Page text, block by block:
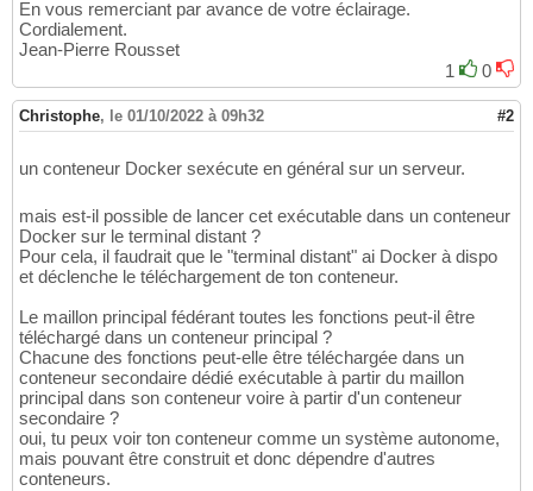
En vous remerciant par avance de votre éclairage.
Cordialement.
Jean-Pierre Rousset
1
0
Christophe, le 01/10/2022 à 09h32 #2
un conteneur Docker sexécute en général sur un serveur.
mais est-il possible de lancer cet exécutable dans un conteneur
Docker sur le terminal distant ?
Pour cela, il faudrait que le "terminal distant" ai Docker à dispo
et déclenche le téléchargement de ton conteneur.
Le maillon principal fédérant toutes les fonctions peut-il être
téléchargé dans un conteneur principal ?
Chacune des fonctions peut-elle être téléchargée dans un
conteneur secondaire dédié exécutable à partir du maillon
principal dans son conteneur voire à partir d'un conteneur
secondaire ?
oui, tu peux voir ton conteneur comme un système autonome,
mais pouvant être construit et donc dépendre d'autres
conteneurs.